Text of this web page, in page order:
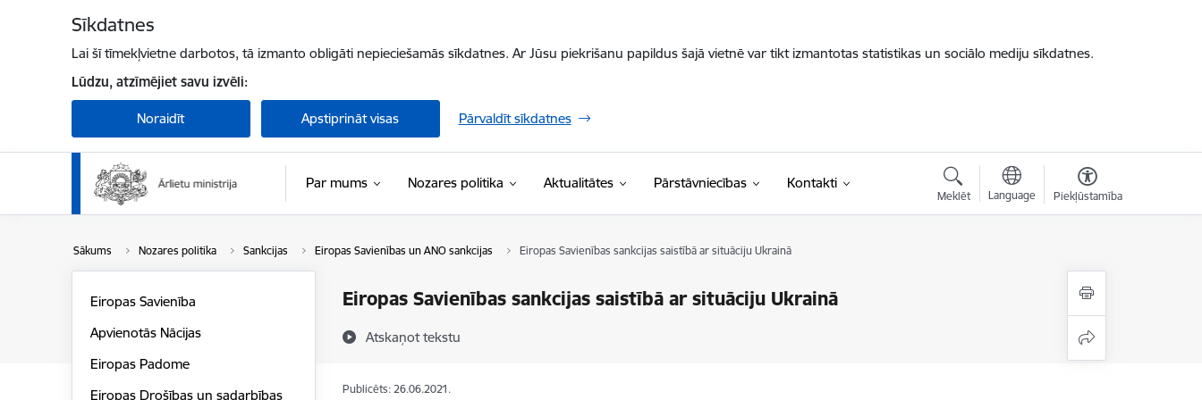
Sīkdatnes
Lai šī tīmekļvietne darbotos, tā izmanto obligāti nepieciešamās sīkdatnes. Ar Jūsu piekrišanu papildus šajā vietnē var tikt izmantotas statistikas un sociālo mediju sīkdatnes.
Lūdzu, atzīmējiet savu izvēli:
Noraidīt Apstiprināt visas Pārvaldīt sīkdatnes
Par mums Nozares politika Aktualitātes Pārstāvniecības Kontakti
Meklēt Language Piekļūstamība
Sākums Nozares politika Sankcijas Eiropas Savienības un ANO sankcijas Eiropas Savienības sankcijas saistībā ar situāciju Ukrainā
Eiropas Savienības sankcijas saistībā ar situāciju Ukrainā
Atskaņot tekstu
Eiropas Savienība
Apvienotās Nācijas
Eiropas Padome
Eiropas Drošības un sadarbības
Publicēts: 26.06.2021.